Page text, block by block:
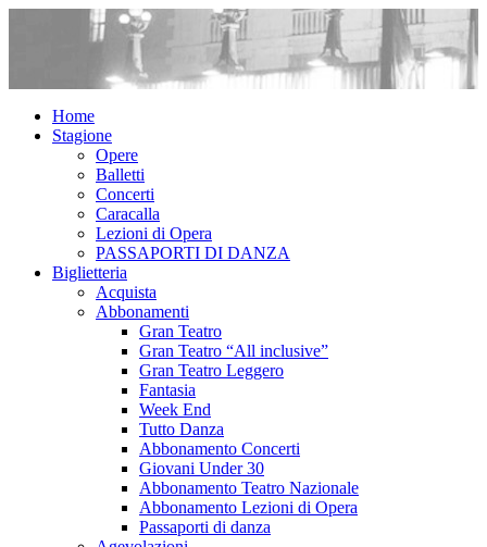
Home
Stagione
Opere
Balletti
Concerti
Caracalla
Lezioni di Opera
PASSAPORTI DI DANZA
Biglietteria
Acquista
Abbonamenti
Gran Teatro
Gran Teatro “All inclusive”
Gran Teatro Leggero
Fantasia
Week End
Tutto Danza
Abbonamento Concerti
Giovani Under 30
Abbonamento Teatro Nazionale
Abbonamento Lezioni di Opera
Passaporti di danza